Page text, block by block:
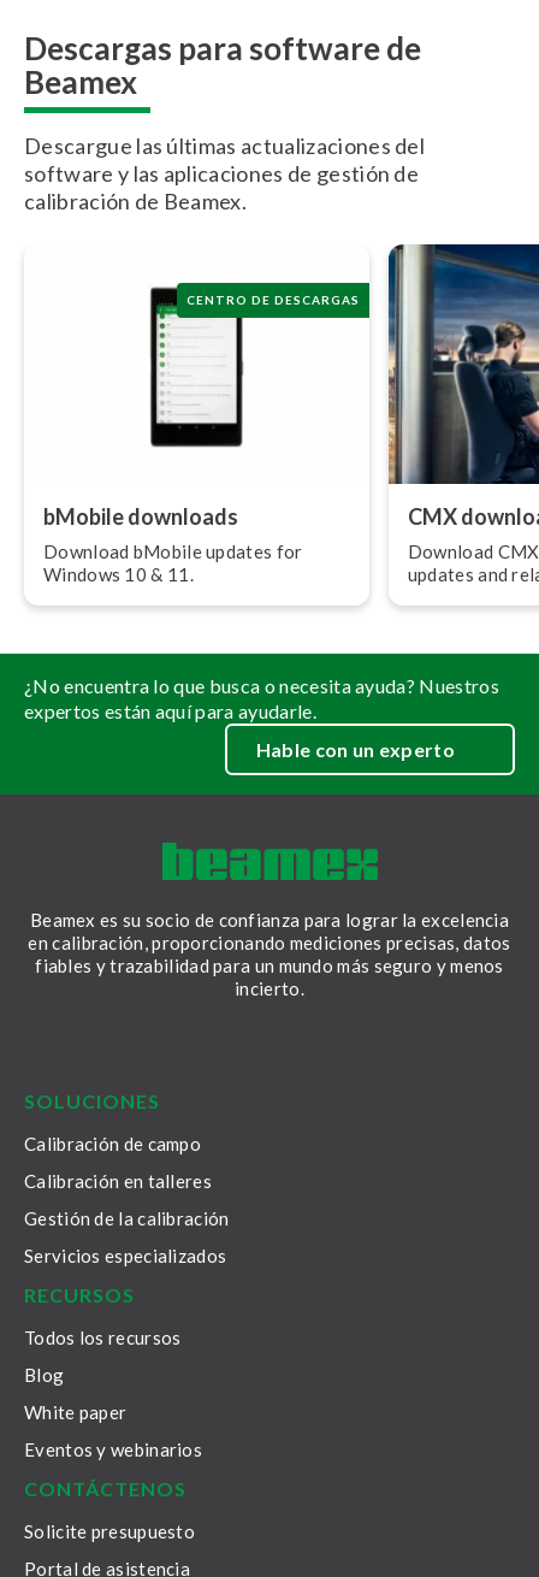
Descargas para software de
Beamex
Descargue las últimas actualizaciones del
software y las aplicaciones de gestión de
calibración de Beamex.
CENTRO DE DESCARGAS
bMobile downloads
Download bMobile updates for
Windows 10 & 11.
CMX
Download
updates and
¿No encuentra lo que busca o necesita ayuda? Nuestros
expertos están aquí para ayudarle.
Hable con un experto
Beamex es su socio de confianza para lograr la excelencia
en calibración, proporcionando mediciones precisas, datos
fiables y trazabilidad para un mundo más seguro y menos
incierto.
SOLUCIONES
Calibración de campo
Calibración en talleres
Gestión de la calibración
Servicios especializados
RECURSOS
Todos los recursos
Blog
White paper
Eventos y webinarios
CONTÁCTENOS
Solicite presupuesto
Portal de asistencia